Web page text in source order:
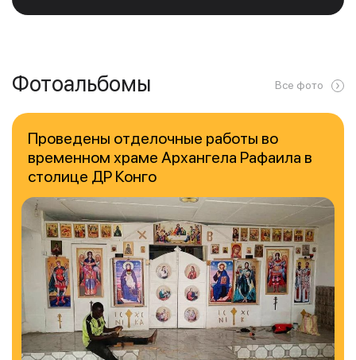
Фотоальбомы Все фото
Проведены отделочные работы во
временном храме Архангела Рафаила в
столице ДР Конго